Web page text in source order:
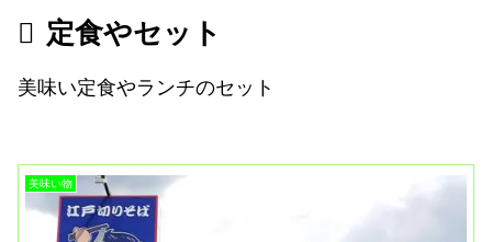
定食やセット
美味い定食やランチのセット
美味い物